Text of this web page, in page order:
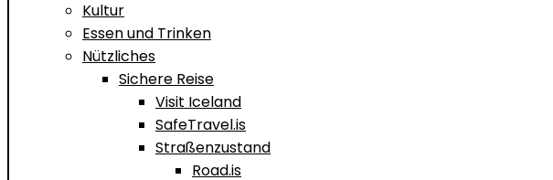
Kultur
Essen und Trinken
Nützliches
Sichere Reise
Visit Iceland
SafeTravel.is
Straßenzustand
Road.is